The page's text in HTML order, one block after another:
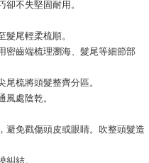
不失堅固耐用。
尾輕柔梳順。
密齒端梳理瀏海、髮尾等細節部
梳將頭髮整齊分區。
處陰乾。
避免戳傷頭皮或眼睛。吹整頭髮造
結。